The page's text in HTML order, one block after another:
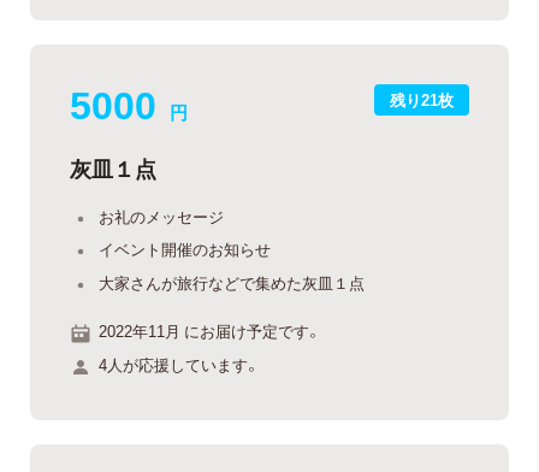
残り21枚
5000 円
灰皿１点
お礼のメッセージ
イベント開催のお知らせ
大家さんが旅行などで集めた灰皿１点
2022年11月 にお届け予定です。
4人が応援しています。